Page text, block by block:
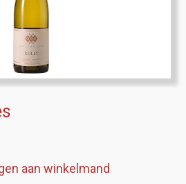
aan winkelmand